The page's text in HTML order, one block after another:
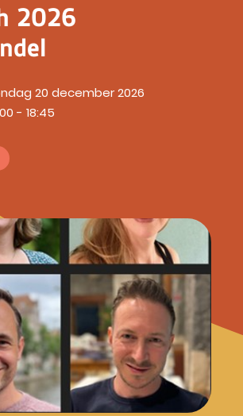
2026
20 december 2026
- 18:45